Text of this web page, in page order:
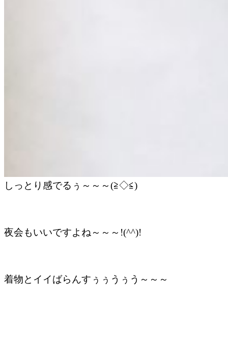
しっとり感でるぅ～～～(≧◇≦)
夜会もいいですよね～～～!(^^)!
着物とイイばらんすぅぅうぅう～～～